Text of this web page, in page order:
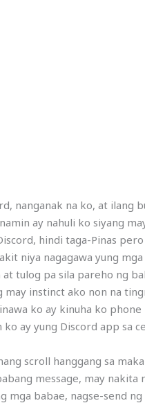
nanganak na ko, at ilang
ay nahuli ko siyang
hindi taga-Pinas
niya nagagawa yung
at tulog pa sila pareho ng
may instinct ako non na
ko ay kinuha ko phone
ko ay yung Discord app sa
scroll hanggang sa
message, may nakita
mga babae, nagse-send